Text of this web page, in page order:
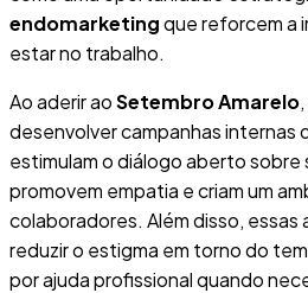
endomarketingque reforcem a
estar no trabalho.
Ao aderir aoSetembro Amarelo
desenvolver campanhas internas
estimulam o diálogo aberto sobre
promovem empatia e criam um
colaboradores. Além disso,
reduzir o estigma em torno do
por ajuda profissional quando